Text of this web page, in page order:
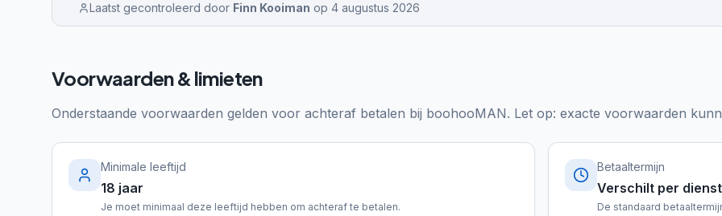
Laatst gecontroleerd door Finn Kooiman op 4 augustus 2026
Voorwaarden & limieten
Onderstaande voorwaarden gelden voor achteraf betalen bij boohooMAN. Let op: exacte voorwaarden
Minimale leeftijd
18 jaar
Je moet minimaal deze leeftijd hebben om achteraf te betalen.
Betaaltermijn
Verschilt per dienst
De standaard